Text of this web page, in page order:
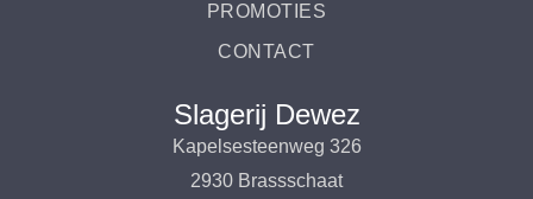
PROMOTIES
CONTACT
Slagerij Dewez
Kapelsesteenweg 326
2930 Brassschaat